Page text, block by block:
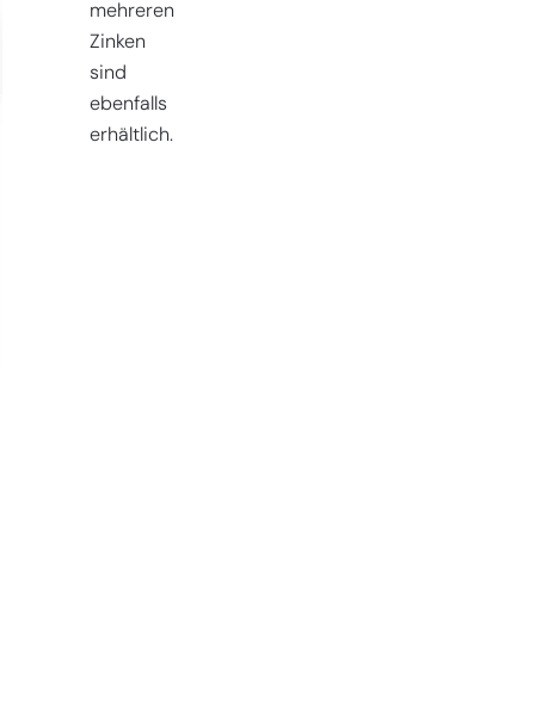
mehreren
Zinken
sind
ebenfalls
erhältlich.